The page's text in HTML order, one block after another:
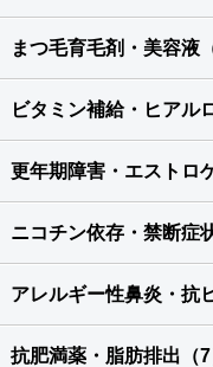
まつ毛育毛剤・美容液
ビタミン補給・ヒアル
更年期障害・エストロ
ニコチン依存・禁断症
アレルギー性鼻炎・抗
抗肥満薬・脂肪排出（7